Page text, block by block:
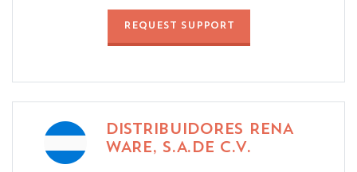
REQUEST SUPPORT
DISTRIBUIDORES RENA
WARE, S.A.DE C.V.